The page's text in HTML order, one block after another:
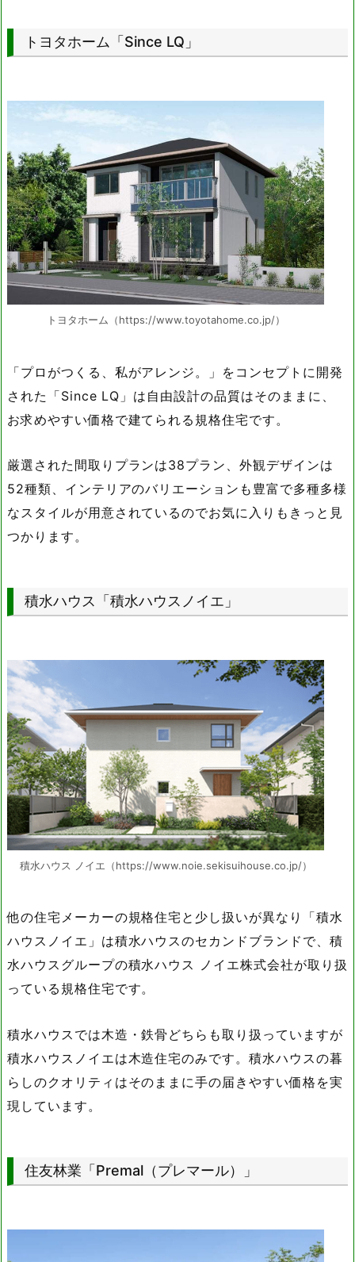
トヨタホーム「Since LQ」
トヨタホーム（https://www.toyotahome.co.jp/）
「プロがつくる、私がアレンジ。」をコンセプトに開発
された「Since LQ」は自由設計の品質はそのままに、
お求めやすい価格で建てられる規格住宅です。
厳選された間取りプランは38プラン、外観デザインは
52種類、インテリアのバリエーションも豊富で多種多様
なスタイルが用意されているのでお気に入りもきっと見
つかります。
積水ハウス「積水ハウスノイエ」
積水ハウス ノイエ（https://www.noie.sekisuihouse.co.jp/）
他の住宅メーカーの規格住宅と少し扱いが異なり「積水
ハウスノイエ」は積水ハウスのセカンドブランドで、積
水ハウスグループの積水ハウス ノイエ株式会社が取り扱
っている規格住宅です。
積水ハウスでは木造・鉄骨どちらも取り扱っていますが
積水ハウスノイエは木造住宅のみです。積水ハウスの暮
らしのクオリティはそのままに手の届きやすい価格を実
現しています。
住友林業「Premal（プレマール）」